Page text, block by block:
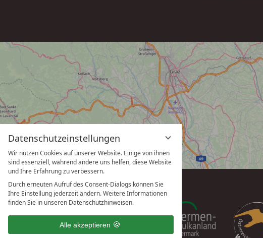
Datenschutzeinstellungen
Wir nutzen Cookies auf unserer Website. Einige von ihnen
sind essenziell, während andere uns helfen, diese Website
und Ihre Erfahrung zu verbessern.
Durch erneuten Aufruf des Consent-Dialogs können Sie
Ihre Einstellung jederzeit ändern. Weitere Informationen
finden Sie in unseren Datenschutzhinweisen.
Alle akzeptieren